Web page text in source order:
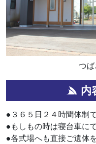
つ
内
●３６５日２４時間体制で
●もしもの時は寝台車に
●各式場へも直接ご遺体